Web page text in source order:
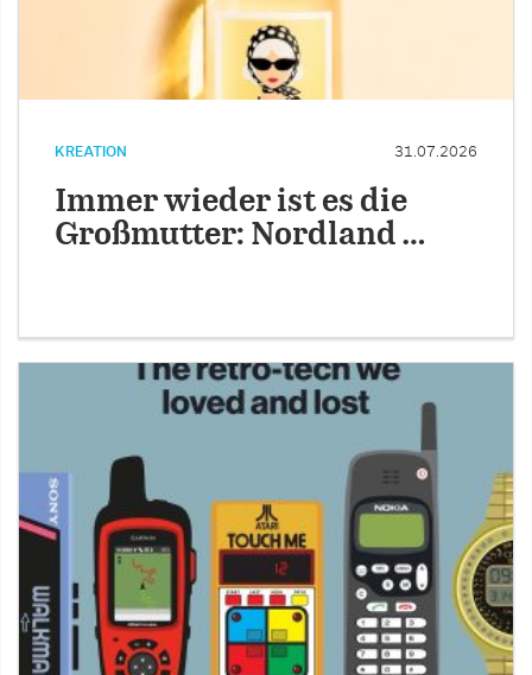
KREATION 31.07.2026
Immer wieder ist es die
Großmutter: Nordland …